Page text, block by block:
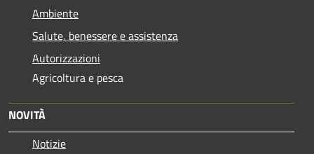
Ambiente
Salute, benessere e assistenza
Autorizzazioni
Agricoltura e pesca
NOVITÀ
Notizie